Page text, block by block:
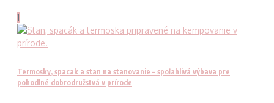
1
Termosky, spacak a stan na stanovanie – spoľahlivá výbava pre
pohodlné dobrodružstvá v prírode